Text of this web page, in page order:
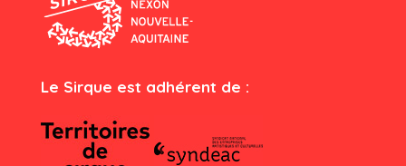
Le Sirque est adhérent de :